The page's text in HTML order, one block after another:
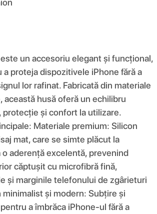
un accesoriu elegant și funcțional,
proteja dispozitivele iPhone fără a
lor rafinat. Fabricată din materiale
această husă oferă un echilibru
și confort la utilizare.
Materiale premium: Silicon
mat, care se simte plăcut la
aderență excelentă, prevenind
căptușit cu microfibră fină,
și marginile telefonului de zgârieturi
minimalist și modern: Subțire și
a îmbrăca iPhone-ul fără a